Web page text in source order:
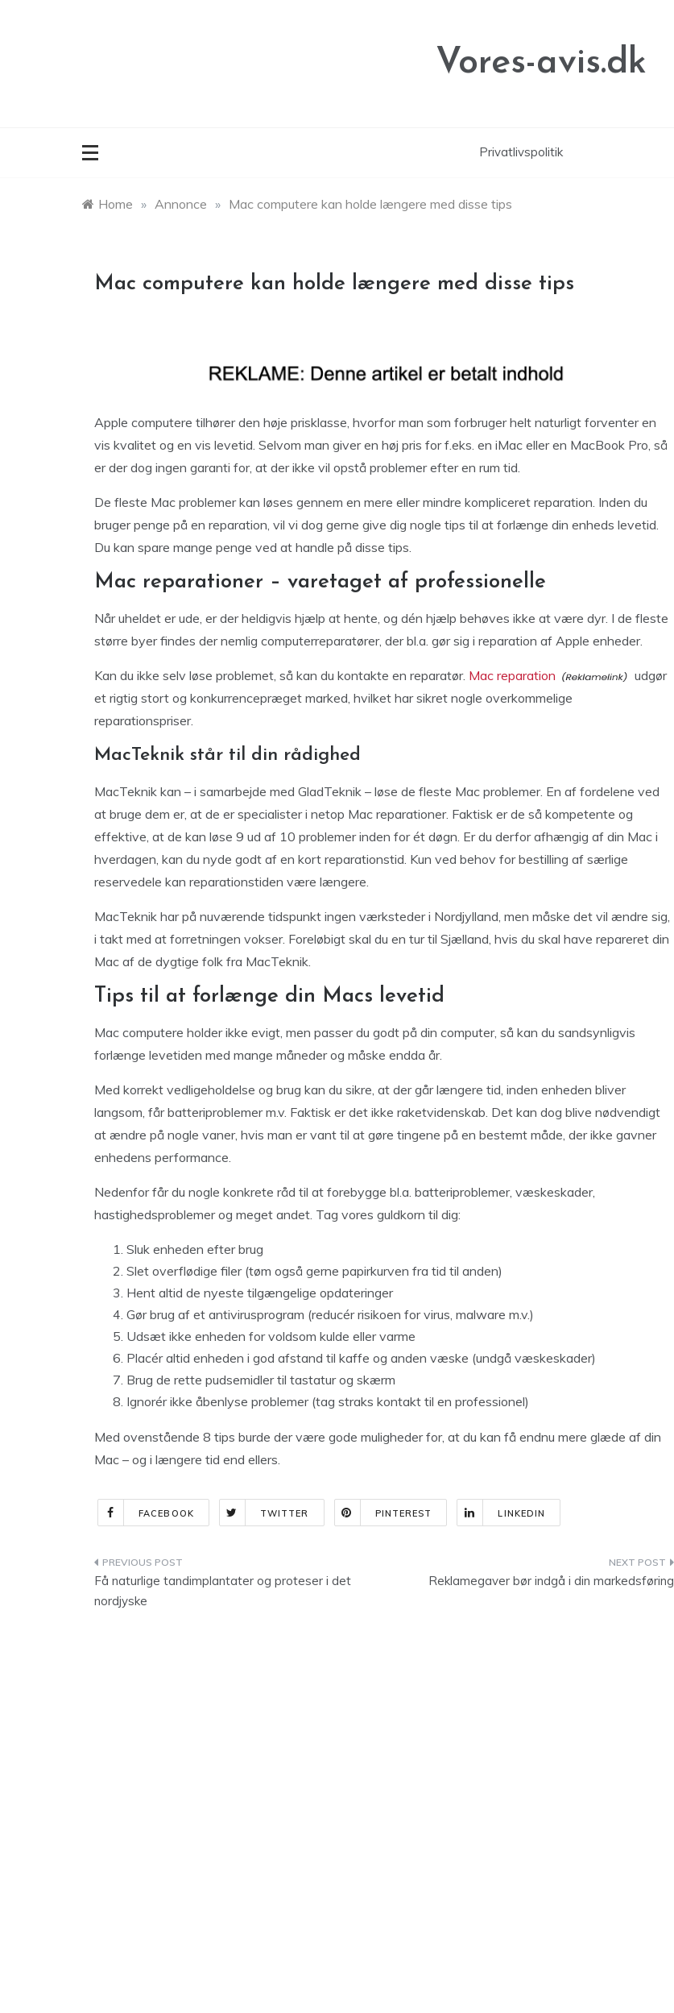
Vores-avis.dk
Privatlivspolitik
Home » Annonce » Mac computere kan holde længere med disse tips
Mac computere kan holde længere med disse tips
Apple computere tilhører den høje prisklasse, hvorfor man som forbruger helt naturligt forventer en
vis kvalitet og en vis levetid. Selvom man giver en høj pris for f.eks. en iMac eller en MacBook Pro, så
er der dog ingen garanti for, at der ikke vil opstå problemer efter en rum tid.
De fleste Mac problemer kan løses gennem en mere eller mindre kompliceret reparation. Inden du
bruger penge på en reparation, vil vi dog gerne give dig nogle tips til at forlænge din enheds levetid.
Du kan spare mange penge ved at handle på disse tips.
Mac reparationer – varetaget af professionelle
Når uheldet er ude, er der heldigvis hjælp at hente, og dén hjælp behøves ikke at være dyr. I de fleste
større byer findes der nemlig computerreparatører, der bl.a. gør sig i reparation af Apple enheder.
Kan du ikke selv løse problemet, så kan du kontakte en reparatør. Mac reparation
udgør
et rigtig stort og konkurrencepræget marked, hvilket har sikret nogle overkommelige
reparationspriser.
MacTeknik står til din rådighed
MacTeknik kan – i samarbejde med GladTeknik – løse de fleste Mac problemer. En af fordelene ved
at bruge dem er, at de er specialister i netop Mac reparationer. Faktisk er de så kompetente og
effektive, at de kan løse 9 ud af 10 problemer inden for ét døgn. Er du derfor afhængig af din Mac i
hverdagen, kan du nyde godt af en kort reparationstid. Kun ved behov for bestilling af særlige
reservedele kan reparationstiden være længere.
MacTeknik har på nuværende tidspunkt ingen værksteder i Nordjylland, men måske det vil ændre sig,
i takt med at forretningen vokser. Foreløbigt skal du en tur til Sjælland, hvis du skal have repareret din
Mac af de dygtige folk fra MacTeknik.
Tips til at forlænge din Macs levetid
Mac computere holder ikke evigt, men passer du godt på din computer, så kan du sandsynligvis
forlænge levetiden med mange måneder og måske endda år.
Med korrekt vedligeholdelse og brug kan du sikre, at der går længere tid, inden enheden bliver
langsom, får batteriproblemer m.v. Faktisk er det ikke raketvidenskab. Det kan dog blive nødvendigt
at ændre på nogle vaner, hvis man er vant til at gøre tingene på en bestemt måde, der ikke gavner
enhedens performance.
Nedenfor får du nogle konkrete råd til at forebygge bl.a. batteriproblemer, væskeskader,
hastighedsproblemer og meget andet. Tag vores guldkorn til dig:
Sluk enheden efter brug
Slet overflødige filer (tøm også gerne papirkurven fra tid til anden)
Hent altid de nyeste tilgængelige opdateringer
Gør brug af et antivirusprogram (reducér risikoen for virus, malware m.v.)
Udsæt ikke enheden for voldsom kulde eller varme
Placér altid enheden i god afstand til kaffe og anden væske (undgå væskeskader)
Brug de rette pudsemidler til tastatur og skærm
Ignorér ikke åbenlyse problemer (tag straks kontakt til en professionel)
Med ovenstående 8 tips burde der være gode muligheder for, at du kan få endnu mere glæde af din
Mac – og i længere tid end ellers.
FACEBOOK TWITTER PINTEREST LINKEDIN
Indlægsnavigation
Få naturlige tandimplantater og proteser i det
nordjyske
Reklamegaver bør indgå i din markedsføring